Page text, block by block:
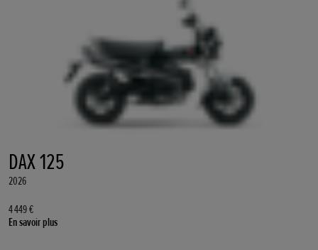
DAX 125
2026
4 449 €
En savoir plus